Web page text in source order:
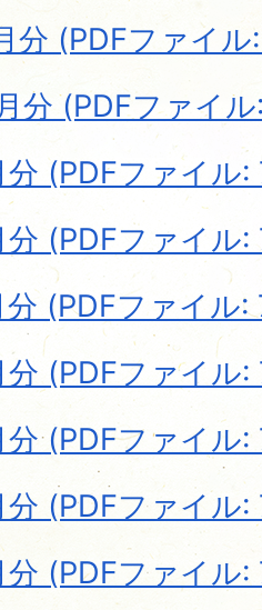
分 (PDFファイ
分 (PDFファイ
(PDFファイル:
(PDFファイル:
(PDFファイル:
(PDFファイル:
(PDFファイル:
(PDFファイル:
(PDFファイル: